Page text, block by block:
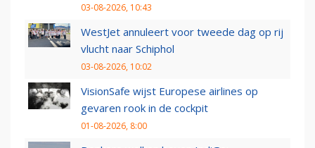
03-08-2026, 10:43
WestJet annuleert voor tweede dag op rij
vlucht naar Schiphol
03-08-2026, 10:02
VisionSafe wijst Europese airlines op
gevaren rook in de cockpit
01-08-2026, 8:00